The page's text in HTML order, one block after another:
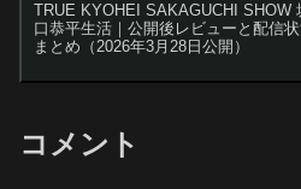
TRUE KYOHEI SAKAGUCHI SHOW
口恭平生活｜公開後レビューと配信
まとめ（2026年3月28日公開）
コメント